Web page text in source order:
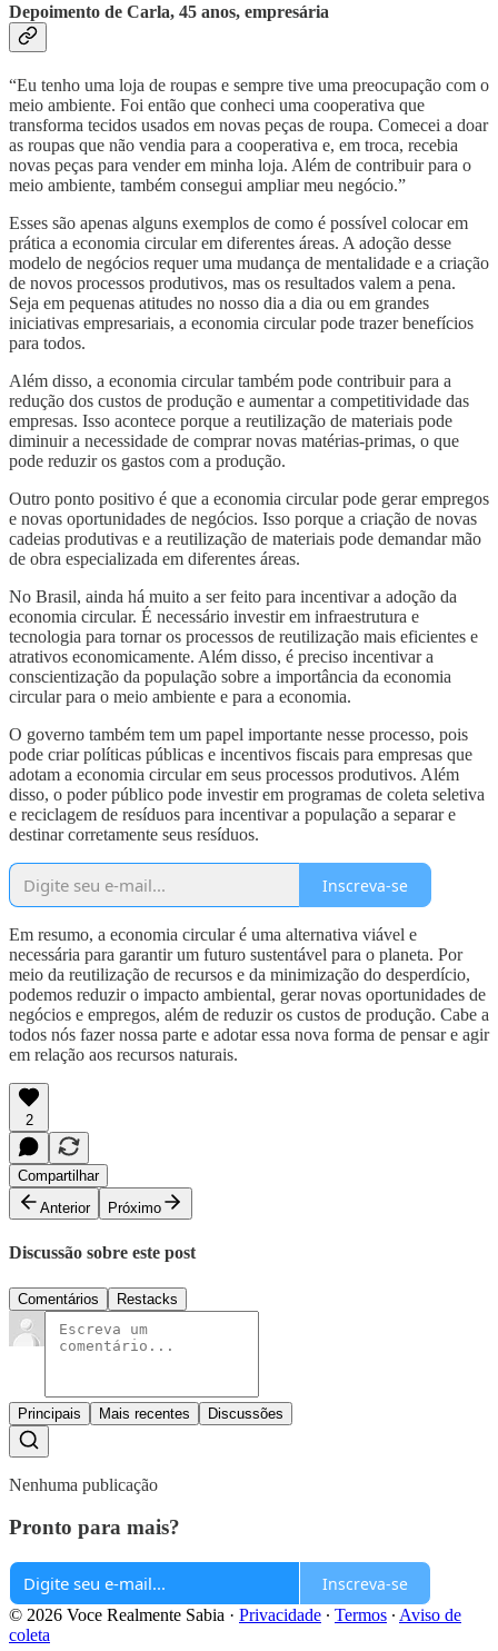
Depoimento de Carla, 45 anos, empresária
“Eu tenho uma loja de roupas e sempre tive uma preocupação com o
meio ambiente. Foi então que conheci uma cooperativa que
transforma tecidos usados em novas peças de roupa. Comecei a doar
as roupas que não vendia para a cooperativa e, em troca, recebia
novas peças para vender em minha loja. Além de contribuir para o
meio ambiente, também consegui ampliar meu negócio.”
Esses são apenas alguns exemplos de como é possível colocar em
prática a economia circular em diferentes áreas. A adoção desse
modelo de negócios requer uma mudança de mentalidade e a criação
de novos processos produtivos, mas os resultados valem a pena.
Seja em pequenas atitudes no nosso dia a dia ou em grandes
iniciativas empresariais, a economia circular pode trazer benefícios
para todos.
Além disso, a economia circular também pode contribuir para a
redução dos custos de produção e aumentar a competitividade das
empresas. Isso acontece porque a reutilização de materiais pode
diminuir a necessidade de comprar novas matérias-primas, o que
pode reduzir os gastos com a produção.
Outro ponto positivo é que a economia circular pode gerar empregos
e novas oportunidades de negócios. Isso porque a criação de novas
cadeias produtivas e a reutilização de materiais pode demandar mão
de obra especializada em diferentes áreas.
No Brasil, ainda há muito a ser feito para incentivar a adoção da
economia circular. É necessário investir em infraestrutura e
tecnologia para tornar os processos de reutilização mais eficientes e
atrativos economicamente. Além disso, é preciso incentivar a
conscientização da população sobre a importância da economia
circular para o meio ambiente e para a economia.
O governo também tem um papel importante nesse processo, pois
pode criar políticas públicas e incentivos fiscais para empresas que
adotam a economia circular em seus processos produtivos. Além
disso, o poder público pode investir em programas de coleta seletiva
e reciclagem de resíduos para incentivar a população a separar e
destinar corretamente seus resíduos.
Inscreva-se
Em resumo, a economia circular é uma alternativa viável e
necessária para garantir um futuro sustentável para o planeta. Por
meio da reutilização de recursos e da minimização do desperdício,
podemos reduzir o impacto ambiental, gerar novas oportunidades de
negócios e empregos, além de reduzir os custos de produção. Cabe a
todos nós fazer nossa parte e adotar essa nova forma de pensar e agir
em relação aos recursos naturais.
2
Compartilhar
Anterior
Próximo
Discussão sobre este post
Comentários Restacks
Principais Mais recentes Discussões
Nenhuma publicação
Pronto para mais?
Inscreva-se
© 2026 Voce Realmente Sabia · Privacidade ∙ Termos ∙ Aviso de
coleta